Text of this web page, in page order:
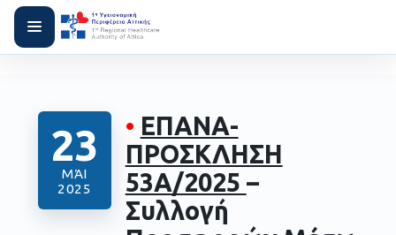
23
ΜΆΙ
2025
• ΕΠΑΝΑ-
ΠΡΟΣΚΛΗΣΗ
53Α/2025 –
Συλλογή